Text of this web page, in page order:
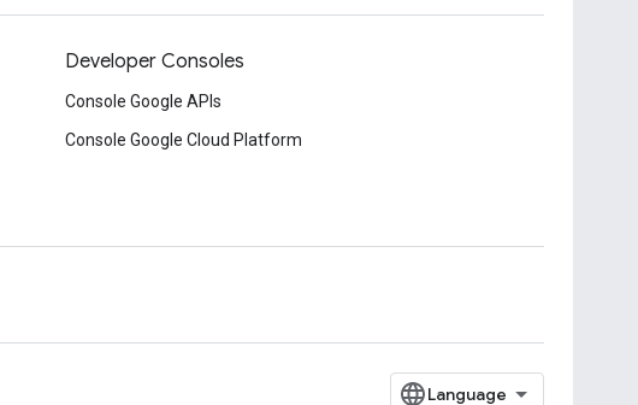
Developer Consoles
Console Google APIs
Console Google Cloud Platform